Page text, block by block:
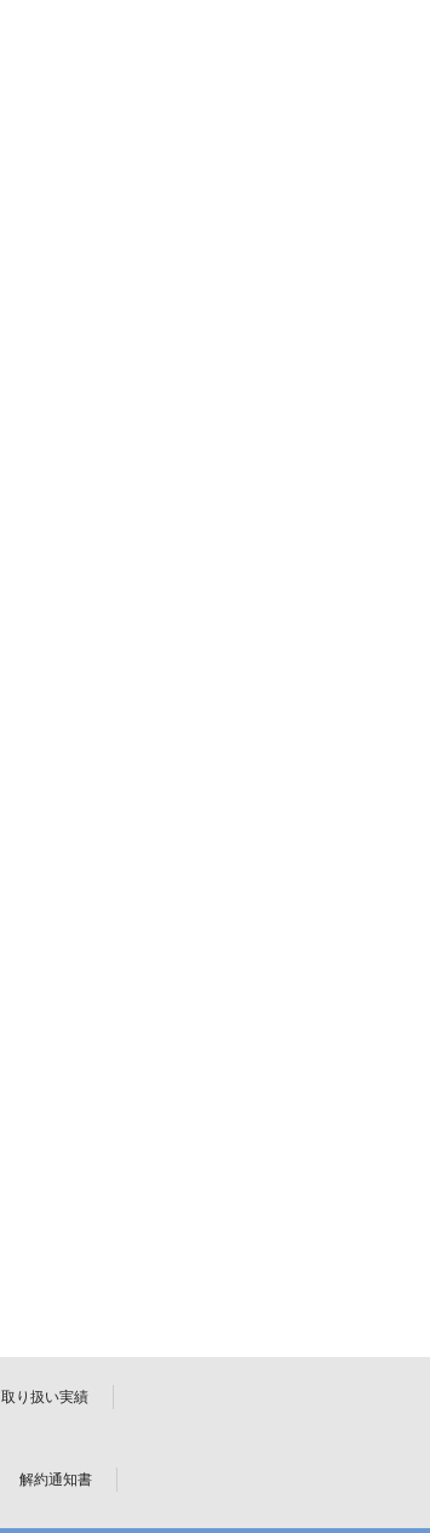
取り扱い実績
解約通知書